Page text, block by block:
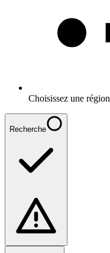
Choisissez une région
Recherche